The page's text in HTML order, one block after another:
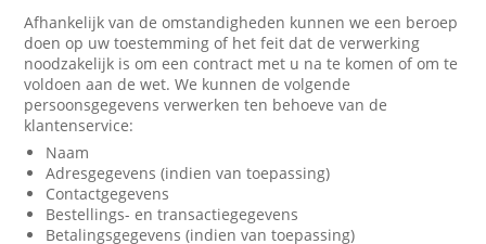
Afhankelijk van de omstandigheden kunnen we een beroep
doen op uw toestemming of het feit dat de verwerking
noodzakelijk is om een contract met u na te komen of om te
voldoen aan de wet. We kunnen de volgende
persoonsgegevens verwerken ten behoeve van de
klantenservice:
Naam
Adresgegevens (indien van toepassing)
Contactgegevens
Bestellings- en transactiegegevens
Betalingsgegevens (indien van toepassing)